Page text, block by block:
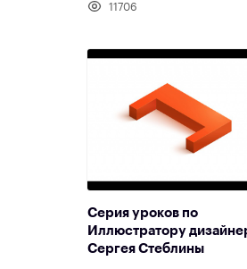
11706
Серия уроков по
Иллюстратору
Сергея Стеблины